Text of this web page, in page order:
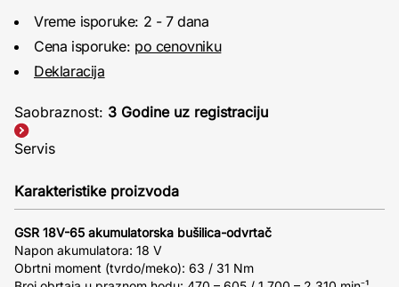
Vreme isporuke: 2 - 7 dana
Cena isporuke: po cenovniku
Deklaracija
Saobraznost: 3 Godine uz registraciju
Servis
Karakteristike proizvoda
GSR 18V-65 akumulatorska bušilica-odvrtač
Napon akumulatora: 18 V
Obrtni moment (tvrdo/meko): 63 / 31 Nm